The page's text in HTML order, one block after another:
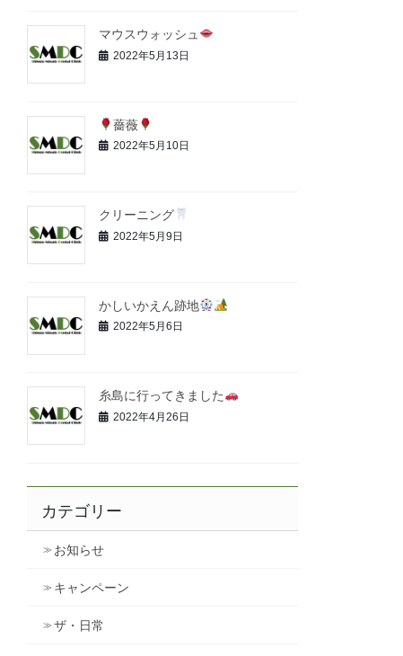
マウスウォッシュ
2022年5月13日
薔薇
2022年5月10日
クリーニング
2022年5月9日
かしいかえん跡地
2022年5月6日
糸島に行ってきました
2022年4月26日
カテゴリー
お知らせ
キャンペーン
ザ・日常